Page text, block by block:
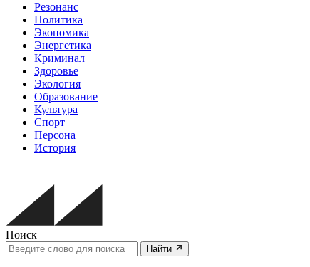
Резонанс
Политика
Экономика
Энергетика
Криминал
Здоровье
Экология
Образование
Культура
Спорт
Персона
История
Поиск
Найти